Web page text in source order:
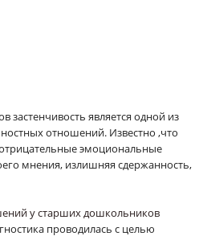
застенчивость является одной из
отношений. Известно ,что
эмоциональные
мнения, излишняя сдержанность,
у старших дошкольников
проводилась с целью